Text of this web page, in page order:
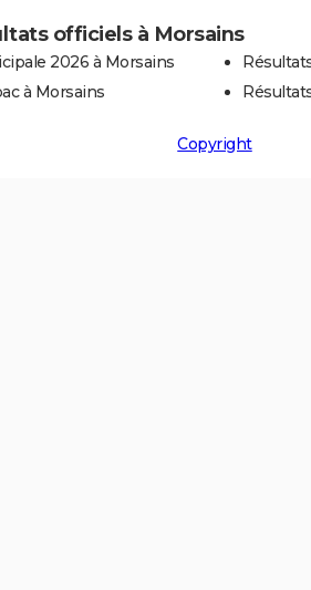
officiels à Morsains
2026 à Morsains
à Morsains
Copyright